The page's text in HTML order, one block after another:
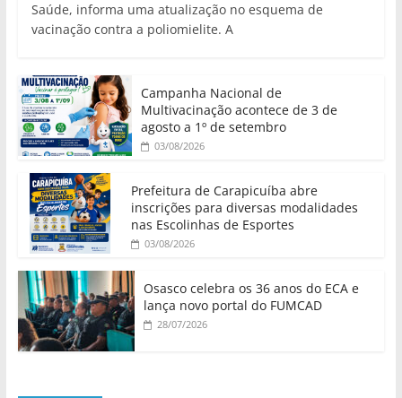
Saúde, informa uma atualização no esquema de
vacinação contra a poliomielite. A
Campanha Nacional de
Multivacinação acontece de 3 de
agosto a 1º de setembro
03/08/2026
Prefeitura de Carapicuíba abre
inscrições para diversas modalidades
nas Escolinhas de Esportes
03/08/2026
Osasco celebra os 36 anos do ECA e
lança novo portal do FUMCAD
28/07/2026